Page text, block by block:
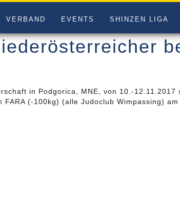
VERBAND EVENTS SHINZEN LIGA
in Podgorica, MNE, von 10.-12.11.2017
FARA (-100kg) (alle Judoclub Wimpassing)